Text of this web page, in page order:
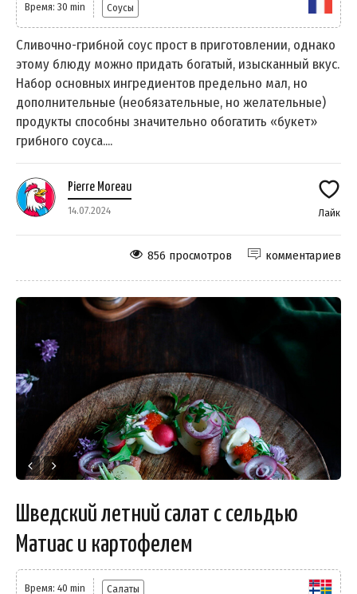
Время: 30 min Соусы
Сливочно-грибной соус прост в приготовлении, однако
этому блюду можно придать богатый, изысканный вкус.
Набор основных ингредиентов предельно мал, но
дополнительные (необязательные, но желательные)
продукты способны значительно обогатить «букет»
грибного соуса....
Pierre Moreau
14.07.2024 Лайк
комментариев
856 просмотров
Шведский летний салат с сельдью
Матиас и картофелем
Время: 40 min Салаты